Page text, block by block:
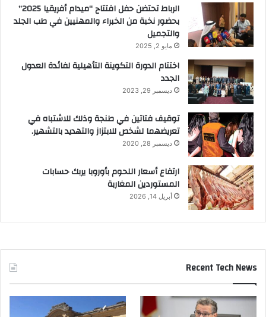
الرباط تحتضن حفل افتتاح “ميدام أفريقيا 2025”
بحضور نخبة من الخبراء والمهنيين في طب الجلد
والتجميل
مايو 2, 2025
اختتام الدورة التكوينة التأهيلية لفائدة العدول
الجدد
ديسمبر 29, 2023
توقيف فتاتين في طنجة وذلك للاشتباه في
تعريضهما لشخص للابتزاز والتهديد بالتشهير.
ديسمبر 28, 2020
ارتفاع أسعار اللحوم بأوروبا يربك حسابات
المستوردين المغاربة
أبريل 14, 2026
Recent Tech News